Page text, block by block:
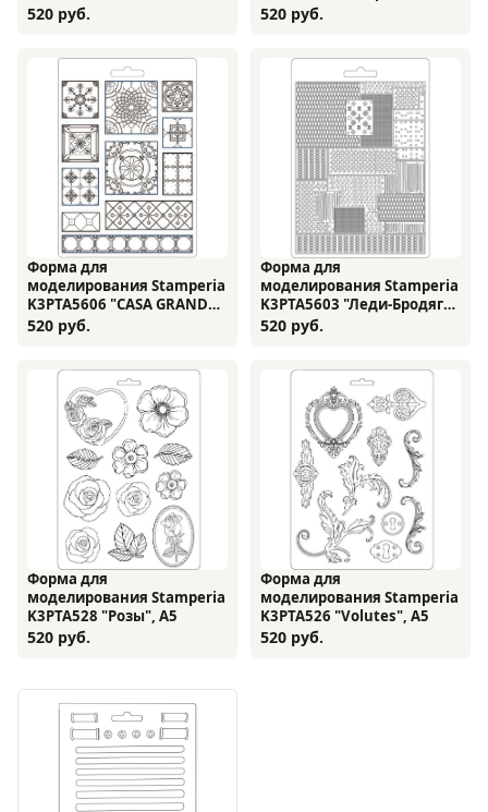
элементы", А5
520 руб.
Лондонская улица", А5
520 руб.
Форма для
моделирования Stamperia
K3PTA5606 "CASA GRANDA,
плитка", А5
520 руб.
Форма для
моделирования Stamperia
K3PTA5603 "Леди-Бродяга.
Рельефные пластины", А5
520 руб.
Форма для
моделирования Stamperia
K3PTA528 "Розы", А5
520 руб.
Форма для
моделирования Stamperia
K3PTA526 "Volutes", А5
520 руб.